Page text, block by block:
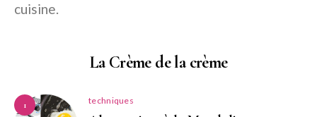
cuisine.
La Crème de la crème
1 techniques